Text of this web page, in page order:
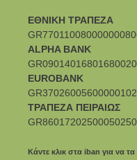
ΕΘΝΙΚΗ ΤΡΑΠΕΖΑ
ALPHA BANK
EUROBANK
ΤΡΑΠΕΖΑ ΠΕΙΡΑΙΩΣ
Κάντε κλικ στα iban για να